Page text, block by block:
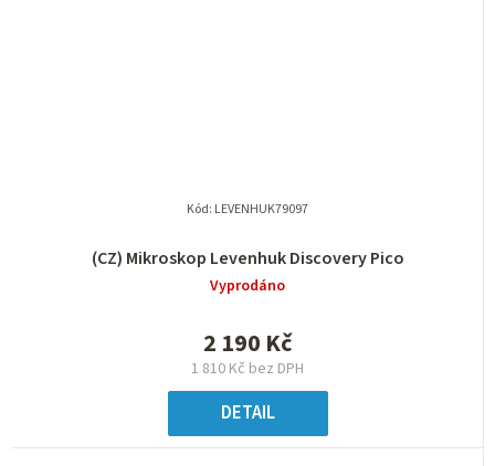
(CZ) Mikroskop Levenhuk Discovery Pico
Vyprodáno
1 810 Kč bez DPH
2 190 Kč
DETAIL
Kód: LEVENHUK79097